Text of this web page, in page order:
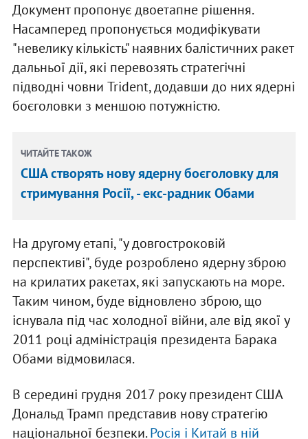
Документ пропонує двоетапне рішення.
Насамперед пропонується модифікувати
"невелику кількість" наявних балістичних ракет
дальньої дії, які перевозять стратегічні
підводні човни Trident, додавши до них ядерні
боєголовки з меншою потужністю.
ЧИТАЙТЕ ТАКОЖ
США створять нову ядерну боєголовку для
стримування Росії, - екс-радник Обами
На другому етапі, "у довгостроковій
перспективі", буде розроблено ядерну зброю
на крилатих ракетах, які запускають на море.
Таким чином, буде відновлено зброю, що
існувала під час холодної війни, але від якої у
2011 році адміністрація президента Барака
Обами відмовилася.
В середині грудня 2017 року президент США
Дональд Трамп представив нову стратегію
національної безпеки.Росія і Китай в ній